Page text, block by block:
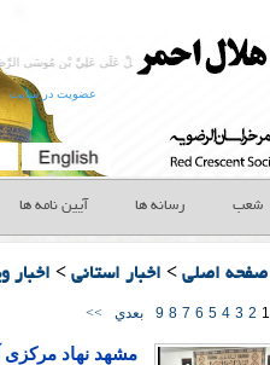
اللَّهُمَّ صَلِّ عَلَى عَلِيِّ بْنِ مُوسَى الرِّضَا الْمُرْتَضَى الْإِمَامِ التَّقِيِّ النَّقِيِ‏ بارالها درود و رحمت فرست بر على بن موسى الرضا پسنديده پيشواى پارسا و منزه وَ حُجَّتِكَ عَلَى مَنْ فَوْقَ الْأَرْضِ وَ مَنْ تَحْتَ الثَّرَى الصِّدِّيقِ الشَّهِيدِ و حجت تو بر هر كه روى زمين است و هر كه زير خاك بسيار راستگو و شهيد صَلاَةً كَثِيرَةً تَامَّةً زَاكِيَةً مُتَوَاصِلَةً مُتَوَاتِرَةً مُتَرَادِفَةً كَأَفْضَلِ مَا صَلَّيْتَ عَلَى أَحَدٍ مِنْ أَوْلِيَائِكَ‏ درود و رحمتى فراوان و كامل و با بركت و متصل و پيوست و پياپى و دنبال هم همچون بهترين رحمتى كه بر يكى از اوليائت فرستادى.
عضویت در سایت
شعب رسانه ها آیین نامه ها
صفحه اصلی > اخبار استانی > اخبار
1
2
3
4
5
6
7
8
9 بعدي >>
مشهد نهاد